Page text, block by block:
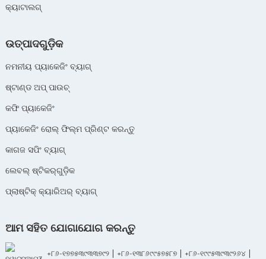
କ୍ୟାଟାଲଗ୍
ଉତ୍ପାଦଗୁଡ଼ିକ
ନମନୀୟ ପ୍ୟାକେଜିଂ ବ୍ୟାଗ୍
ଷ୍ଟାଣ୍ଡ ଅପ୍ ପାଉଚ୍
କଫି ପ୍ୟାକେଜିଂ
ପ୍ୟାକେଜିଂ ରୋଲ୍ ଫିଲ୍ମ ପ୍ରିଣ୍ଟ କରନ୍ତୁ
କାଗଜ ସପିଂ ବ୍ୟାଗ୍
ଲେବଲ୍ ଷ୍ଟିକର୍‌ଗୁଡ଼ିକ
ପ୍ଲାଷ୍ଟିକ୍ କ୍ୟାରିଅର୍ ବ୍ୟାଗ୍
ଆମ ସହିତ ଯୋଗାଯୋଗ କରନ୍ତୁ
+୮୬-୧୭୭୫୩୯୩୩୭୯୨| +୮୬-୧୩୮୬୯୯୫୭୫୮୭| +୮୬-୧୯୯୫୩୯୩୯୨୬୪|